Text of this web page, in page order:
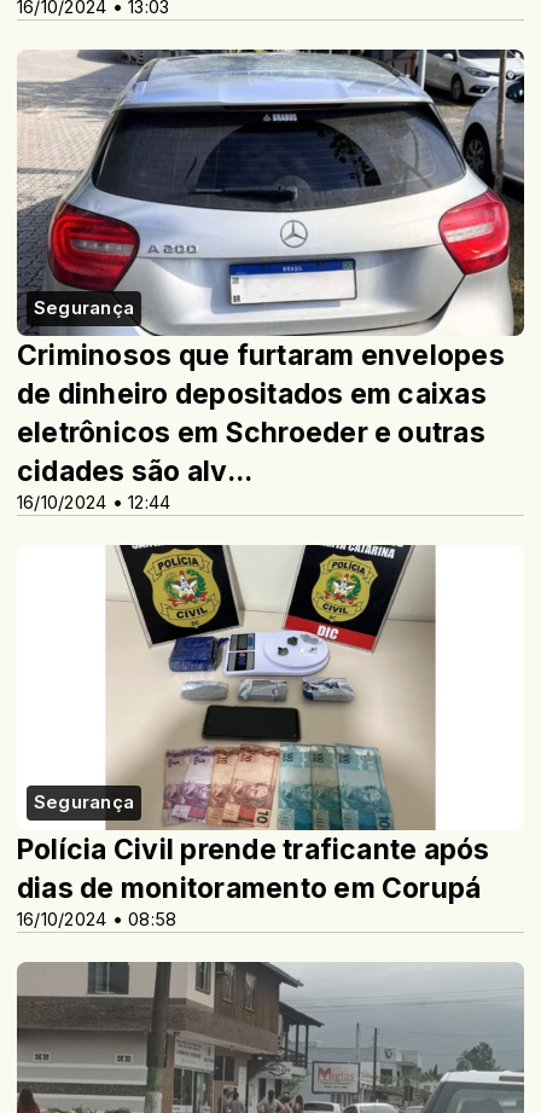
16/10/2024 • 13:03
Segurança
16/10/2024 • 12:44
Criminosos que furtaram envelopes
de dinheiro depositados em caixas
eletrônicos em Schroeder e outras
cidades são alv...
Segurança
16/10/2024 • 08:58
Polícia Civil prende traficante após
dias de monitoramento em Corupá